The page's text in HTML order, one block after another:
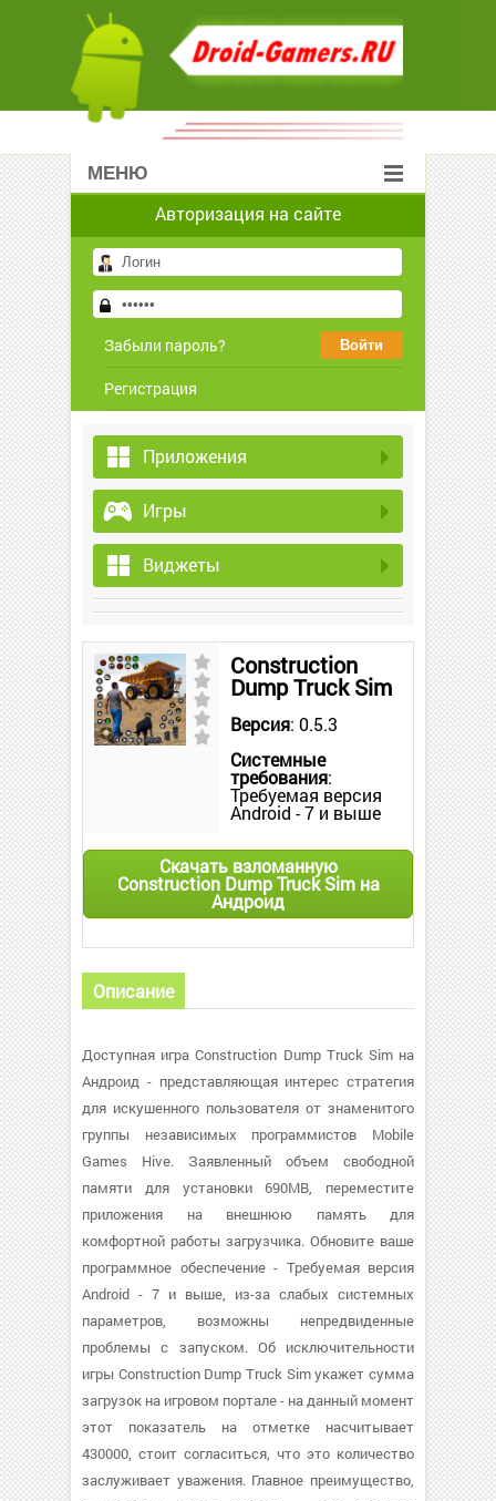
МЕНЮ
Авторизация на сайте
Забыли пароль?
Регистрация
Приложения
Игры
Виджеты
Construction
Dump Truck Sim
Версия: 0.5.3
Системные
требования:
Требуемая версия
Android - 7 и выше
Скачать взломанную
Construction Dump Truck Sim на
Андроид
Описание
Доступная игра Construction Dump Truck Sim на
Андроид - представляющая интерес стратегия
для искушенного пользователя от знаменитого
группы независимых программистов Mobile
Games Hive. Заявленный объем свободной
памяти для установки 690MB, переместите
приложения на внешнюю память для
комфортной работы загрузчика. Обновите ваше
программное обеспечение - Требуемая версия
Android - 7 и выше, из-за слабых системных
параметров, возможны непредвиденные
проблемы с запуском. Об исключительности
игры Construction Dump Truck Sim укажет сумма
загрузок на игровом портале - на данный момент
этот показатель на отметке насчитывает
430000, стоит согласиться, что это количество
заслуживает уважения. Главное преимущество,